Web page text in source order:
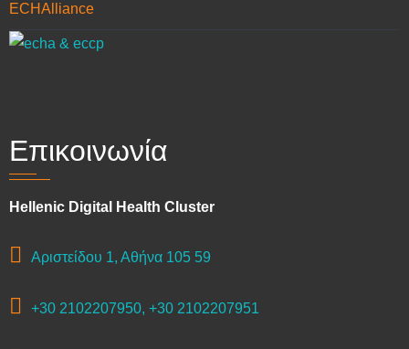
ECHAlliance
Επικοινωνία
Hellenic Digital Health Cluster
Αριστείδου 1, Αθήνα 105 59
+30 2102207950, +30 2102207951